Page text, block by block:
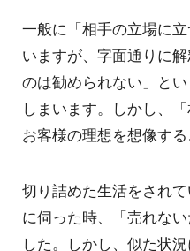
一般に「相手の立場に
いますが、字面通りに
のは勧められない」と
しまいます。しかし、
お客様の理想を想像する
切り詰めた生活をされ
に伺った時、「売れな
した。しかし、似た状